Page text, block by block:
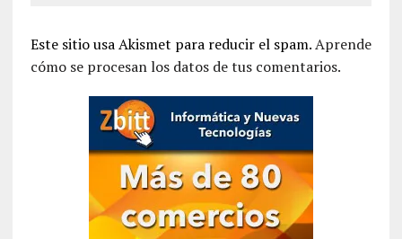
Este sitio usa Akismet para reducir el spam.Aprende
cómo se procesan los datos de tus comentarios.